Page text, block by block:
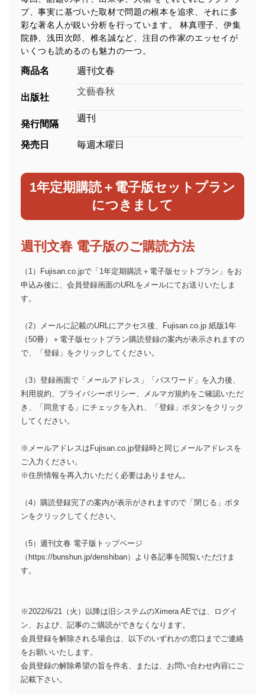
プ、事実に基づいた取材で問題の根本を追求、それに多
彩な著名人が鋭い分析を行っています。 林真理子、伊集
院静、浅田次郎、椎名誠など、注目の作家のエッセイが
いくつも読めるのも魅力の一つ。
商品名 週刊文春
出版社
文藝春秋
発行間隔
週刊
発売日 毎週木曜日
1年定期購読＋電子版セットプラン
につきまして
週刊文春 電子版のご購読方法
（1）Fujisan.co.jpで「1年定期購読＋電子版セットプラン」をお
申込み後に、会員登録画面のURLをメールにてお送りいたしま
す。
（2）メールに記載のURLにアクセス後、Fujisan.co.jp 紙版1年
（50冊）＋電子版セットプラン購読登録の案内が表示されますの
で、「登録」をクリックしてください。
（3）登録画面で「メールアドレス」「パスワード」を入力後、
利用規約、プライバシーポリシー、メルマガ規約をご確認いただ
き、「同意する」にチェックを入れ、「登録」ボタンをクリック
してください。
※メールアドレスはFujisan.co.jp登録時と同じメールアドレスを
ご入力ください。
※住所情報を再入力いただく必要はありません。
（4）購読登録完了の案内が表示がされますので「閉じる」ボタ
ンをクリックしてください。
（5）週刊文春 電子版トップページ
（https://bunshun.jp/denshiban）より各記事を閲覧いただけま
す。
※2022/6/21（火）以降は旧システムのXimera AEでは、ログイ
ン、および、記事のご購読ができなくなります。
会員登録を解除される場合は、以下のいずれかの窓口までご連絡
をお願いいたします。
会員登録の解除希望の旨を件名、または、お問い合わせ内容にご
記載下さい。